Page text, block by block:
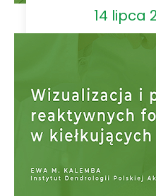
14 lipca